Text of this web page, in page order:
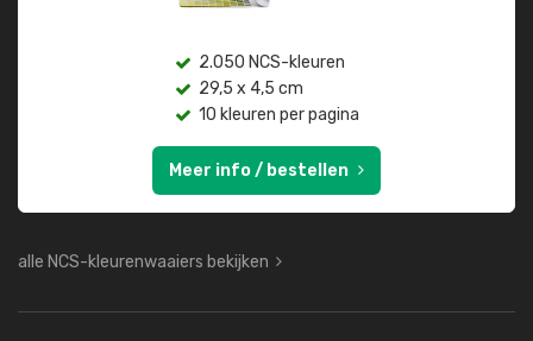
2.050 NCS-kleuren
29,5 x 4,5 cm
10 kleuren per pagina
Meer info / bestellen
alle NCS-kleurenwaaiers bekijken